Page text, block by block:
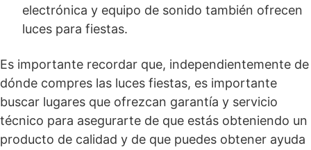
electrónica y equipo de sonido también ofrecen
luces para fiestas.
Es importante recordar que, independientemente de
dónde compres las luces fiestas, es importante
buscar lugares que ofrezcan garantía y servicio
técnico para asegurarte de que estás obteniendo un
producto de calidad y de que puedes obtener ayuda